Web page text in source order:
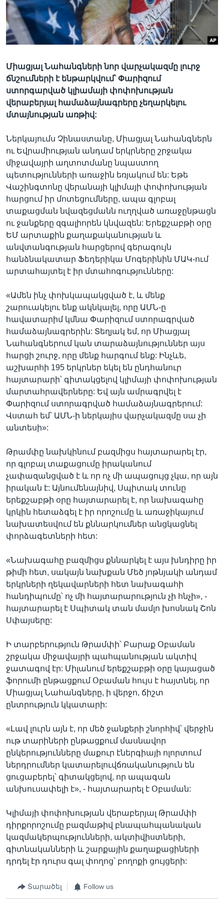
Լեզուներ
Միացյալ Նահանգների նոր վարչակազմը լուրջ
ճնշումների է ենթարկվում՝ Փարիզում
ստորգարված կլիամայի փոփոխության
վերաբերյալ համաձայնագրերը չեղարկելու
մտայնության առթիվ:
Ներկայումս Չինաստանը, Միացյալ Նահանգներն
ու Եվրամիության անդամ երկրները շրջակա
միջավայրի աղտոտմանը նպաստող
պետությունների առաջին եռյակում են: Եթե
Վաշինգտոնը վերանայի կլիմայի փոփոխության
հարցում իր մոտեցումները, ապա գլոբալ
տաքացման նվազեցմանն ուղղված առաջընթացն
ու ջանքերը զգալիորեն կնվազեն: Երեքշաբթի օրը
ԵՄ արտաքին քաղաքականության և
անվտանգության հարցերով գերագույն
հանձնակատար Ֆեդերիկա Մոգերինին ՄԱԿ-ում
արտահայտել է իր մտահոգությունները:
«Ամեն ինչ փոխկապակցված է, և մենք
շարուակելու ենք ակնկալել, որը ԱՄՆ-ը
հավատարիմ կմնա Փարիզում ստորագրված
համաձայնագրերին: Տեղյակ եմ, որ Միացյալ
Նահանգներում կան տարաձայնություններ այս
հարցի շուրջ, որը մենք հարգում ենք: Ինչևե,
աշխարհի 195 երկրներ եկել են ընդհանուր
հայտարարի՝ գիտակցելով կլիմայի փոփոխության
մարտահրավերները: Եվ այն ամրագրվել է
Փարիզում ստորագրված համաձայնագրերում:
Վստահ եմ՝ ԱՄՆ-ի ներկայիս վարչակազմը սա չի
անտեսի»:
Թրամփը նախկինում բազմիցս հայտարարել էր,
որ գլոբալ տաքացումը իրականում
չափազանցված է և որ ոչ մի ապացույց չկա, որ այն
իրական է: Այնումենայնիվ, Սպիտակ տունը
երեքշաբթի օրը հայտարարել է, որ նախագահը
կրկին հետաձգել է իր որոշումը և առաջիկայում
նախատեսվում են քննարկումներ անցկացնել
փորձագետների հետ:
«Նախագահը բազմիցս քննարկել է այս խնդիրը իր
թիմի հետ, սակայն նախքան Մեծ յոթնյակի անդամ
երկրների ղեկավարների հետ նախագահի
հանդիպումը՝ ոչ մի հայտարարություն չի հնչի», -
հայտարարել է Սպիտակ տան մամլո խոսնակ Շոն
Սփայսերը:
Ի տարբերություն Թրամփի՝ Բարաք Օբաման
շրջակա միջավայրի պահպանության ակտիվ
ջատագով էր: Միլանում երեքշաբթի օրը կայացած
ֆորումի ընթացքում Օբաման հույս է հայտնել, որ
Միացյալ Նահանգները, ի վերջո, ճիշտ
ընտրություն կկատարի:
«Լավ լուրն այն է, որ մեծ ջանքերի շնորհիվ՝ վերջին
ութ տարիների ընթացքում մասնավոր
ընկերությունները մաքուր էներգիայի ոլորտում
ներդրումներ կատարելուվճռականություն են
ցուցաբերել՝ գիտակցելով, որ ապագան
անխուսափելի է», - հայտարարել է Օբաման:
Կլիմայի փոփոխության վերաբերյալ Թրամփի
դիրքորոշումը բազմաթիվ բնապահպանական
կազմակերպությունների, ակտիվիստների,
գիտնականների և շարքային քաղաքացիների
դրդել էր դուրս գալ փողոց՝ բողոքի ցույցերի:
Տարածել Follow us